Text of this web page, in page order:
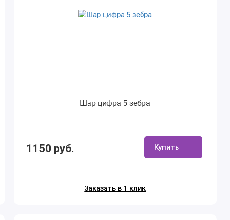
Шар цифра 5 зебра
1150 руб. Купить
Заказать в 1 клик